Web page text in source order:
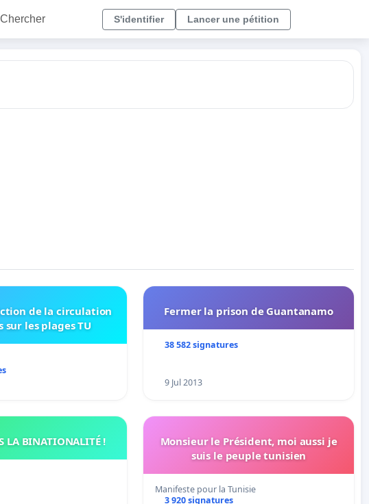
Chercher S'identifier Lancer une pétition
de la circulation
sur les plages TU
Fermer la prison de Guantanamo
38 582 signatures
9 Jul 2013
LA BINATIONALITÉ !
Monsieur le Président, moi aussi je
suis le peuple tunisien
Manifeste pour la Tunisie
3 920 signatures